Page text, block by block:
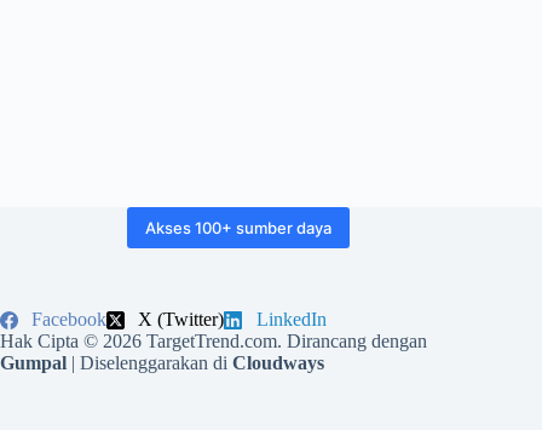
Akses 100+ sumber daya
Facebook X (Twitter)
LinkedIn
Hak Cipta © 2026 TargetTrend.com. Dirancang dengan
Gumpal | Diselenggarakan di Cloudways